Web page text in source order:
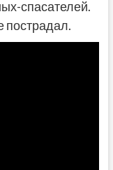
спасателей.
пострадал.